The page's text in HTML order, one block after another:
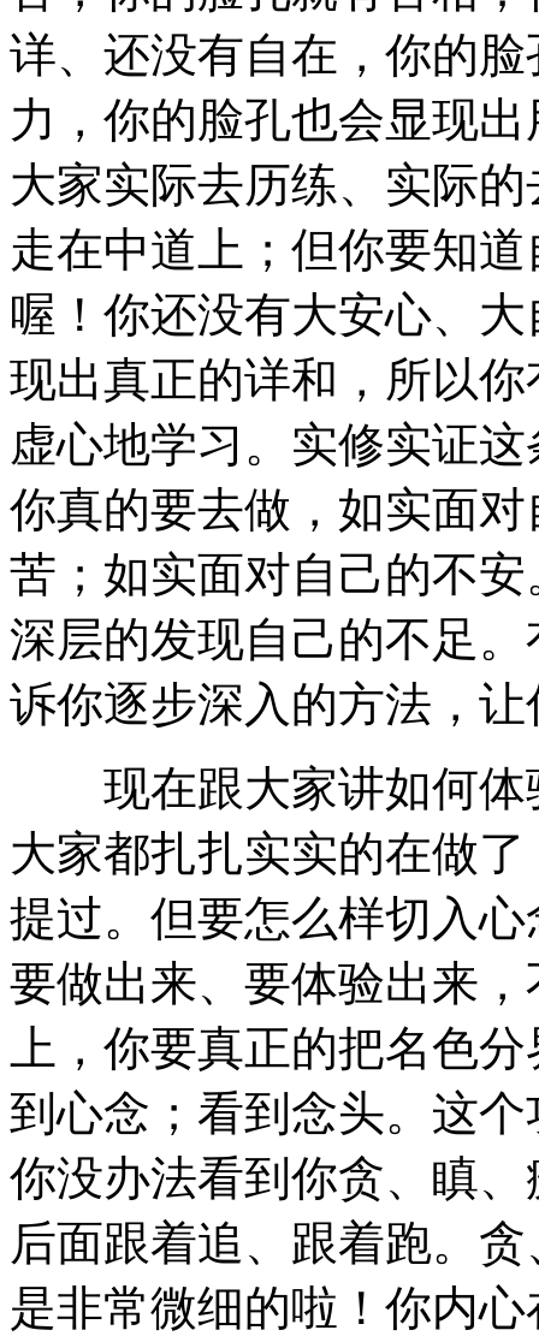
详、还没有自在，你的
力，你的脸孔也会显现
大家实际去历练、实际
走在中道上；但你要知
喔！你还没有大安心、
现出真正的详和，所以
虚心地学习。实修实证
你真的要去做，如实面
苦；如实面对自己的不
深层的发现自己的不足
诉你逐步深入的方法，
现在跟大家讲如何体
大家都扎扎实实的在做
提过。但要怎么样切入
要做出来、要体验出来
上，你要真正的把名色
到心念；看到念头。这
你没办法看到你贪、瞋
后面跟着追、跟着跑。
是非常微细的啦！你内